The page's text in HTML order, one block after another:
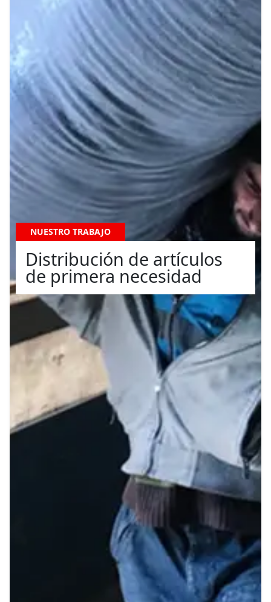
NUESTRO TRABAJO
Distribución de artículos
de primera necesidad